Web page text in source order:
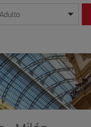
día/mes/año
Adulto